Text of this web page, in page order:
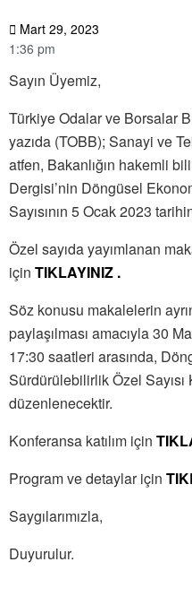
Mart 29, 2023
1:36 pm
Sayın Üyemiz,
Türkiye Odalar ve Borsalar
yazıda (TOBB); Sanayi ve
atfen, Bakanlığın hakemli
Dergisi’nin Döngüsel
Sayısının 5 Ocak 2023
Özel sayıda yayımlanan
için TIKLAYINIZ .
Söz konusu makalelerin
paylaşılması amacıyla 30
17:30 saatleri arasında,
Sürdürülebilirlik Özel Sayısı
düzenlenecektir.
Konferansa katılım için
Program ve detaylar için
Saygılarımızla,
Duyurulur.